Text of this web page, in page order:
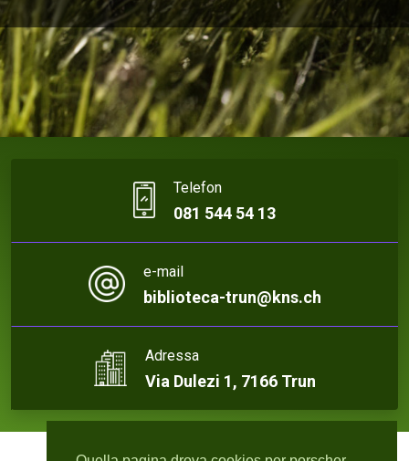
Telefon
081 544 54 13
e-mail
biblioteca-trun@kns.ch
Adressa
Via Dulezi 1, 7166 Trun